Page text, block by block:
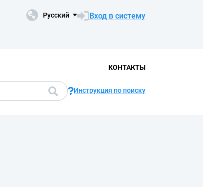
Русский Вход в систему
КОНТАКТЫ
Инструкция по поиску